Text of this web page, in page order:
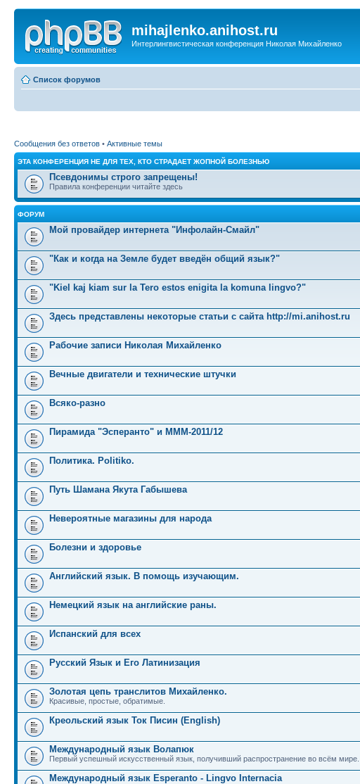
mihajlenko.anihost.ru
Интерлингвистическая конференция Николая Михайленко
Список форумов
Сообщения без ответов • Активные темы
ЭТА КОНФЕРЕНЦИЯ НЕ ДЛЯ ТЕХ, КТО СТРАДАЕТ ЖОПНОЙ БОЛЕЗНЬЮ
Псевдонимы строго запрещены!
Правила конференции читайте здесь
ФОРУМ
Мой провайдер интернета "Инфолайн-Смайл"
"Как и когда на Земле будет введён общий язык?"
"Kiel kaj kiam sur la Tero estos enigita la komuna lingvo?"
Здесь представлены некоторые статьи с сайта http://mi.anihost.ru
Рабочие записи Николая Михайленко
Вечные двигатели и технические штучки
Всяко-разно
Пирамида "Эсперанто" и MMM-2011/12
Политика. Politiko.
Путь Шамана Якута Габышева
Невероятные магазины для народа
Болезни и здоровье
Английский язык. В помощь изучающим.
Немецкий язык на английские раны.
Испанский для всех
Русский Язык и Его Латинизация
Золотая цепь транслитов Михайленко.
Красивые, простые, обратимые.
Креольский язык Ток Писин (English)
Международный язык Волапюк
Первый успешный искусственный язык, получивший распространение во всём мире.
Международный язык Esperanto - Lingvo Internacia